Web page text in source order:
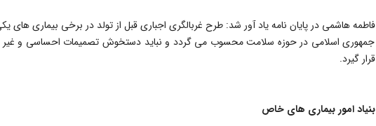
فاطمه هاشمی در پایان نامه یاد آور شد: طرح غربالگری اجباری قبل از تولد در برخی بیماری های
جمهوری اسلامی در حوزه سلامت محسوب می گردد و نباید دستخوش تصمیمات احساسی و غیر
قرار گیرد.
بنیاد امور بیماری های خاص